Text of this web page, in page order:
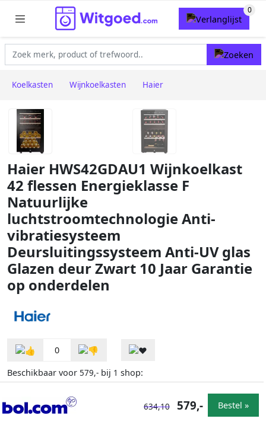
Koelkasten Wijnkoelkasten Haier
Haier HWS42GDAU1 Wijnkoelkast
42 flessen Energieklasse F
Natuurlijke
luchtstroomtechnologie Anti-
vibratiesysteem
Deursluitingssysteem Anti-UV glas
Glazen deur Zwart 10 Jaar Garantie
op onderdelen
0
Beschikbaar voor 579,- bij 1 shop:
634,10 579,- Bestel »